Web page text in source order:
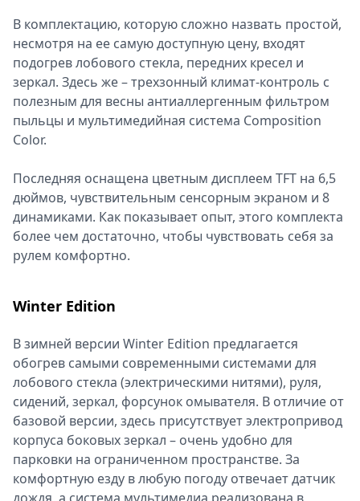
В комплектацию, которую сложно назвать простой,
несмотря на ее самую доступную цену, входят
подогрев лобового стекла, передних кресел и
зеркал. Здесь же – трехзонный климат-контроль с
полезным для весны антиаллергенным фильтром
пыльцы и мультимедийная система Composition
Color.
Последняя оснащена цветным дисплеем TFT на 6,5
дюймов, чувствительным сенсорным экраном и 8
динамиками. Как показывает опыт, этого комплекта
более чем достаточно, чтобы чувствовать себя за
рулем комфортно.
Winter Edition
В зимней версии Winter Edition предлагается
обогрев самыми современными системами для
лобового стекла (электрическими нитями), руля,
сидений, зеркал, форсунок омывателя. В отличие от
базовой версии, здесь присутствует электропривод
корпуса боковых зеркал – очень удобно для
парковки на ограниченном пространстве. За
комфортную езду в любую погоду отвечает датчик